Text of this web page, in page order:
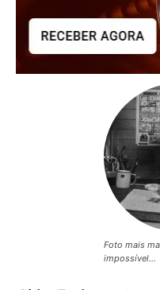
Foto mais
impossível…